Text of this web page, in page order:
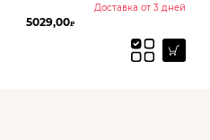
Доставка от 3 дней
5029,00₽